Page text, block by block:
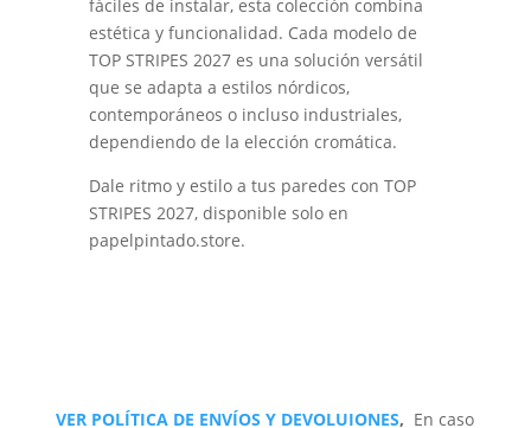
fáciles de instalar, esta colección combina
estética y funcionalidad. Cada modelo de
TOP STRIPES 2027 es una solución versátil
que se adapta a estilos nórdicos,
contemporáneos o incluso industriales,
dependiendo de la elección cromática.
Dale ritmo y estilo a tus paredes con TOP
STRIPES 2027, disponible solo en
papelpintado.store.
VER POLÍTICA DE ENVÍOS Y DEVOLUIONES, En caso